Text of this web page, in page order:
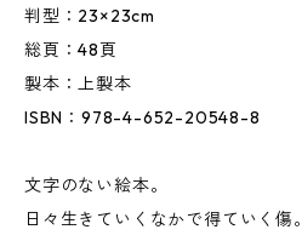
判型：23×23cm
総頁：48頁
製本：上製本
ISBN：978-4-652-20548-8
文字のない絵本。
日々生きていくなかで得ていく傷。